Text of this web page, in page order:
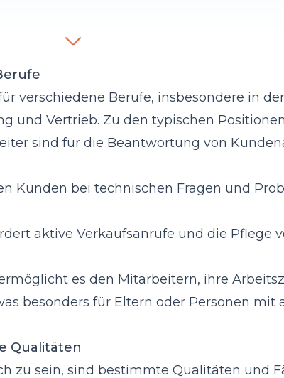
verschiedene Berufe, insbesondere in
und Vertrieb. Zu den typischen
sind für die Beantwortung von
Kunden bei technischen Fragen und
aktive Verkaufsanrufe und die Pflege
es den Mitarbeitern, ihre
besonders für Eltern oder Personen mit
Qualitäten
zu sein, sind bestimmte Qualitäten und